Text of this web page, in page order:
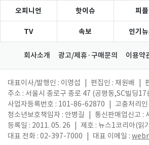
오피니언 핫이슈 피플
TV 속보 인기
회사소개 광고/제휴·구매문의 이용약
대표이사/발행인 : 이영섭 편집인 : 채원배
주소 : 서울시 종로구 종로 47 (공평동,SC빌딩17
사업자등록번호 : 101-86-62870
고충처리
청소년보호책임자 : 안병길
통신판매업신고 :
등록일 : 2011. 05. 26
제호 : 뉴스1코리아(읽
대표 전화 : 02-397-7000
대표 이메일 :